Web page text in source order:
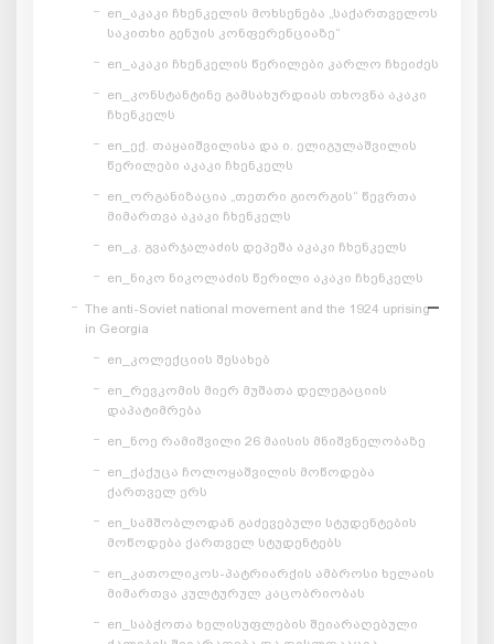
en_აკაკი ჩხენკელის მოხსენება „საქართველოს
საკითხი გენუის კონფერენციაზე“
en_აკაკი ჩხენკელის წერილები კარლო ჩხეიძეს
en_კონსტანტინე გამსახურდიას თხოვნა აკაკი
ჩხენკელს
en_ექ. თაყაიშვილისა და ი. ელიგულაშვილის
წერილები აკაკი ჩხენკელს
en_ორგანიზაცია „თეთრი გიორგის“ წევრთა
მიმართვა აკაკი ჩხენკელს
en_კ. გვარჯალაძის დეპეშა აკაკი ჩხენკელს
en_ნიკო ნიკოლაძის წერილი აკაკი ჩხენკელს
The anti-Soviet national movement and the 1924 uprising
in Georgia
en_კოლექციის შესახებ
en_რევკომის მიერ მუშათა დელეგაციის
დაპატიმრება
en_ნოე რამიშვილი 26 მაისის მნიშვნელობაზე
en_ქაქუცა ჩოლოყაშვილის მოწოდება
ქართველ ერს
en_სამშობლოდან გაძევებული სტუდენტების
მოწოდება ქართველ სტუდენტებს
en_კათოლიკოს-პატრიარქის ამბროსი ხელაის
მიმართვა კულტურულ კაცობრიობას
en_საბჭოთა ხელისუფლების შეიარაღებული